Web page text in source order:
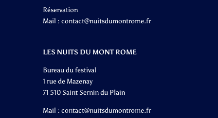
Réservation
Mail : contact@nuitsdumontrome.fr
LES NUITS DU MONT ROME
Bureau du festival
1 rue de Mazenay
71 510 Saint Sernin du Plain
Mail : contact@nuitsdumontrome.fr